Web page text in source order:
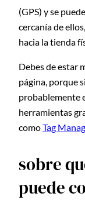
(GPS) y se
cercanía de
hacia la tienda
Debes de estar
página, porque
probablemente
herramientas
comoTag
sobre
puede